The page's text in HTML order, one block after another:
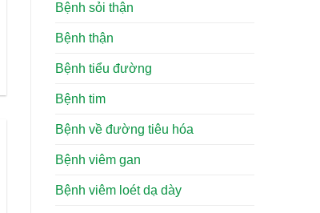
Bệnh sỏi thận
Bệnh thận
Bệnh tiểu đường
Bệnh tim
Bệnh về đường tiêu hóa
Bệnh viêm gan
Bệnh viêm loét dạ dày